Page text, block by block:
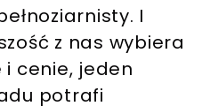
I
z nas wybiera
cenie, jeden
potrafi